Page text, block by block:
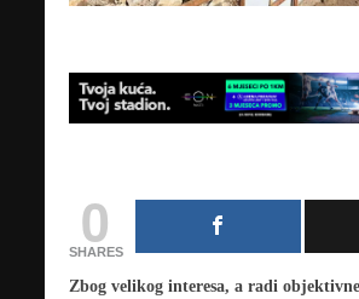
0
SHARES
Zbog velikog interesa, a radi